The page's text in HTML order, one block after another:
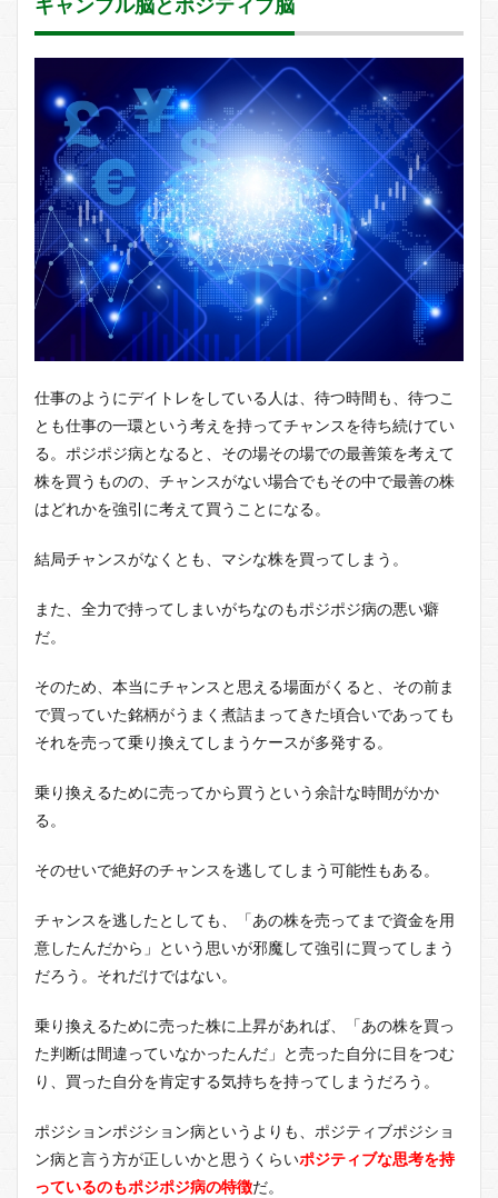
仕事のようにデイトレをしている人は、待つ時間も、待つこ
とも仕事の一環という考えを持ってチャンスを待ち続けてい
る。ポジポジ病となると、その場その場での最善策を考えて
株を買うものの、チャンスがない場合でもその中で最善の株
はどれかを強引に考えて買うことになる。
結局チャンスがなくとも、マシな株を買ってしまう。
また、全力で持ってしまいがちなのもポジポジ病の悪い癖
だ。
そのため、本当にチャンスと思える場面がくると、その前ま
で買っていた銘柄がうまく煮詰まってきた頃合いであっても
それを売って乗り換えてしまうケースが多発する。
乗り換えるために売ってから買うという余計な時間がかか
る。
そのせいで絶好のチャンスを逃してしまう可能性もある。
チャンスを逃したとしても、「あの株を売ってまで資金を用
意したんだから」という思いが邪魔して強引に買ってしまう
だろう。それだけではない。
乗り換えるために売った株に上昇があれば、「あの株を買っ
た判断は間違っていなかったんだ」と売った自分に目をつむ
り、買った自分を肯定する気持ちを持ってしまうだろう。
ポジションポジション病というよりも、ポジティブポジショ
ン病と言う方が正しいかと思うくらいポジティブな思考を持
っているのもポジポジ病の特徴だ。